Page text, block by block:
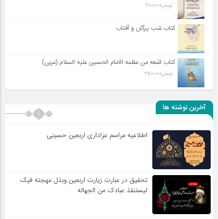
تومان300,000
کتاب شب پرگان و آفتاب
کتاب اشعه من عظمه الامام الحسین علیه السلام (عربی)
تومان350,000
آخرین نوشته ها
اطلاعیه مراسم عزاداری اربعین حسینی
تحقیق در عبارت زیارت اربعین وبذل مهجته فیک
لیستنقذ عبادک من الجهاله